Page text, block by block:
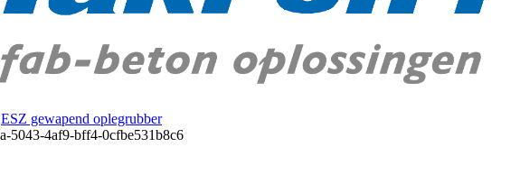
ESZ gewapend oplegrubber